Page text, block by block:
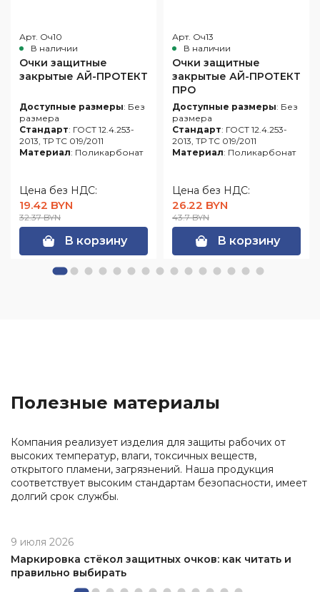
Арт. Оч10
В наличии
Очки защитные
закрытые АЙ-ПРОТЕКТ
Доступные размеры: Без
размера
Стандарт: ГОСТ 12.4.253-
2013, ТР ТС 019/2011
Материал: Поликарбонат
Цена без НДС:
19.42 BYN
32.37 BYN
В корзину
Арт. Оч13
В наличии
Очки защитные
закрытые АЙ-ПРОТЕКТ
ПРО
Доступные размеры: Без
размера
Стандарт: ГОСТ 12.4.253-
2013, ТР ТС 019/2011
Материал: Поликарбонат
Цена без НДС:
26.22 BYN
43.7 BYN
В корзину
Полезные материалы
Компания реализует изделия для защиты рабочих от
высоких температур, влаги, токсичных веществ,
открытого пламени, загрязнений. Наша продукция
соответствует высоким стандартам безопасности, имеет
долгий срок службы.
9 июля 2026
Маркировка стёкол защитных очков: как читать и
правильно выбирать